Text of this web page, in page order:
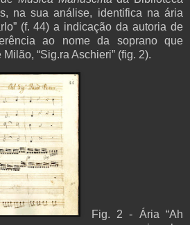
na sua análise, identifica na ária
(f. 44) a indicação da autoria de
ao nome da soprano que
“Sig.ra Aschieri” (fig. 2).
Fig. 2 - Ária “Ah